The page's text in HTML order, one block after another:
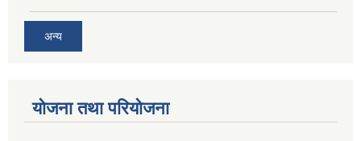
अन्य
योजना तथा परियोजना